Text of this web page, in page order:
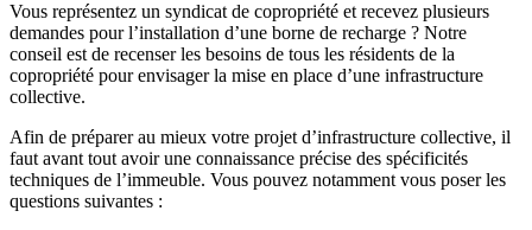
Vous représentez un syndicat de copropriété et recevez plusieurs
demandes pour l’installation d’une borne de recharge ? Notre
conseil est de recenser les besoins de tous les résidents de la
copropriété pour envisager la mise en place d’une infrastructure
collective.
Afin de préparer au mieux votre projet d’infrastructure collective, il
faut avant tout avoir une connaissance précise des spécificités
techniques de l’immeuble. Vous pouvez notamment vous poser les
questions suivantes :